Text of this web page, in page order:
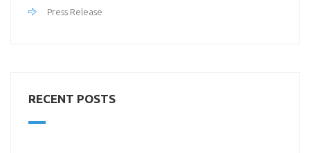
Press Release
RECENT POSTS